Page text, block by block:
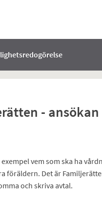
- ansökan
vem som ska ha
föräldern. Det är
och skriva avtal.